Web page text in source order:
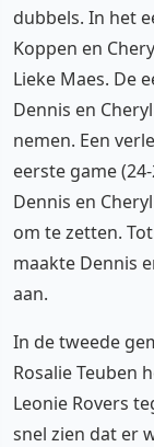
dubbels. In het
Koppen en
Lieke Maes. De
Dennis en
nemen. Een
eerste game
Dennis en
om te zetten.
maakte Dennis
aan.
In de tweede
Rosalie Teuben
Leonie Rovers
snel zien dat er